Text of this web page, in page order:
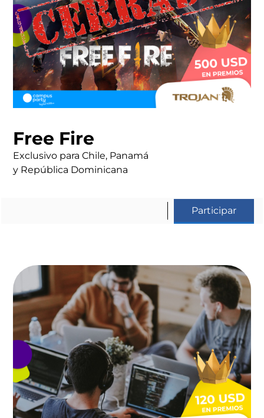
Free Fire
Exclusivo para Chile, Panamá
y República Dominicana
Participar